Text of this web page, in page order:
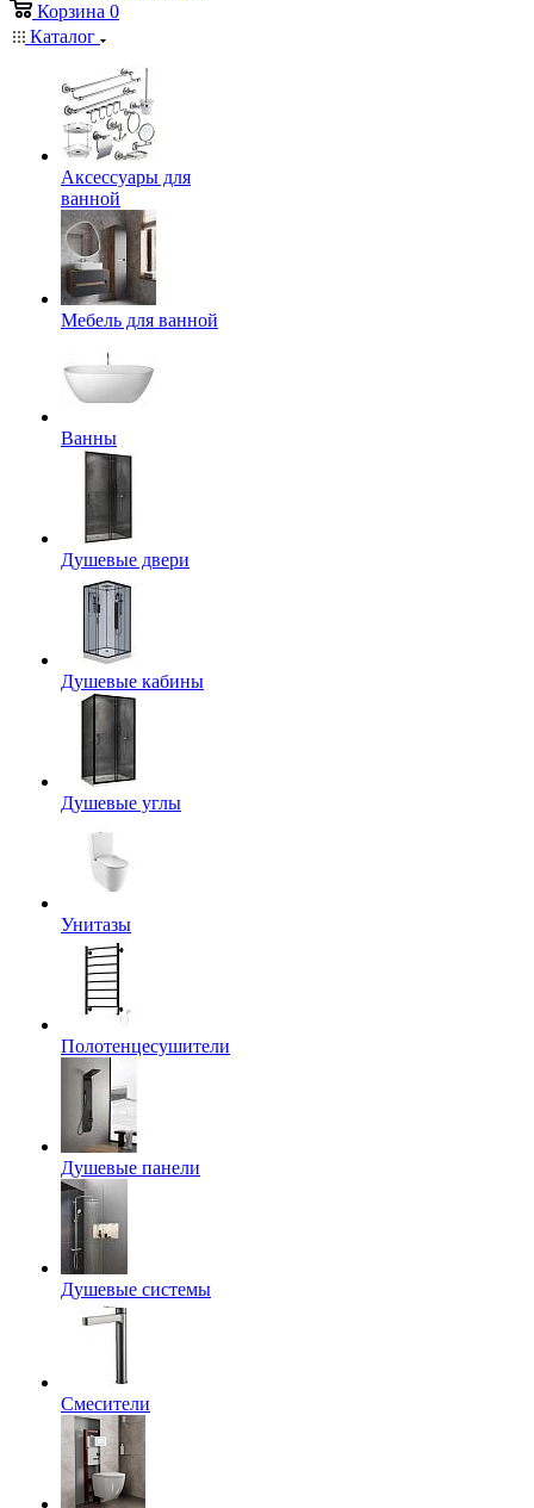
Корзина 0
Каталог
Аксессуары для
ванной
Мебель для ванной
Ванны
Душевые двери
Душевые кабины
Душевые углы
Унитазы
Полотенцесушители
Душевые панели
Душевые системы
Смесители